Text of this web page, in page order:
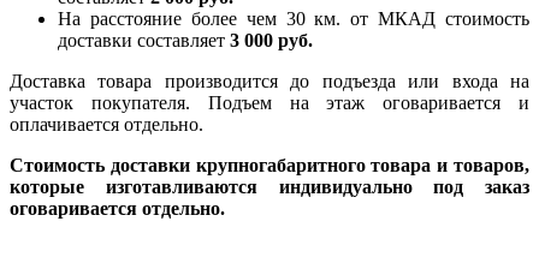
На расстояние более чем 30 км. от МКАД стоимость
доставки составляет 3 000 руб.
Доставка товара производится до подъезда или входа на
участок покупателя. Подъем на этаж оговаривается и
оплачивается отдельно.
Стоимость доставки крупногабаритного товара и товаров,
которые изготавливаются индивидуально под заказ
оговаривается отдельно.